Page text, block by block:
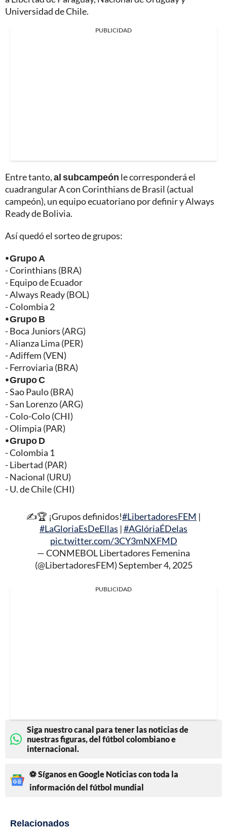
Universidad de Chile.
PUBLICIDAD
Entre tanto,al subcampeón le corresponderá el
cuadrangular A con Corinthians de Brasil (actual
campeón), un equipo ecuatoriano por definir y Always
Ready de Bolivia.
Así quedó el sorteo de grupos:
⦁ Grupo A
- Corinthians (BRA)
- Equipo de Ecuador
- Always Ready (BOL)
- Colombia 2
⦁ Grupo B
- Boca Juniors (ARG)
- Alianza Lima (PER)
- Adiffem (VEN)
- Ferroviaria (BRA)
⦁ Grupo C
- Sao Paulo (BRA)
- San Lorenzo (ARG)
- Colo-Colo (CHI)
- Olimpia (PAR)
⦁ Grupo D
- Colombia 1
- Libertad (PAR)
- Nacional (URU)
- U. de Chile (CHI)
✍️🏆 ¡Grupos definidos!#LibertadoresFEM |
#LaGloriaEsDeEllas |#AGlóriaÉDelas
pic.twitter.com/3CY3mNXFMD
— CONMEBOL Libertadores Femenina
(@LibertadoresFEM)September 4, 2025
PUBLICIDAD
Siga nuestro canal para tener las noticias de
nuestras figuras, del fútbol colombiano e
internacional.
⚽ Síganos en Google Noticias con toda la
información del fútbol mundial
Relacionados